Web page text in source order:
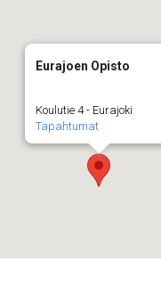
Eurajoen Opisto
Koulutie 4 - Eurajoki
Tapahtumat